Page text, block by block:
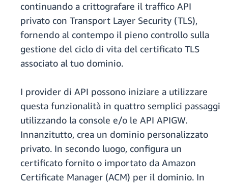
continuando a crittografare il traffico API
privato con Transport Layer Security (TLS),
fornendo al contempo il pieno controllo sulla
gestione del ciclo di vita del certificato TLS
associato al tuo dominio.
I provider di API possono iniziare a utilizzare
questa funzionalità in quattro semplici passaggi
utilizzando la console e/o le API APIGW.
Innanzitutto, crea un dominio personalizzato
privato. In secondo luogo, configura un
certificato fornito o importato da Amazon
Certificate Manager (ACM) per il dominio. In